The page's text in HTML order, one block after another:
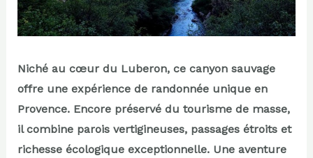
Niché au cœur du Luberon, ce canyon sauvage
offre une expérience de randonnée unique en
Provence. Encore préservé du tourisme de masse,
il combine parois vertigineuses, passages étroits et
richesse écologique exceptionnelle. Une aventure